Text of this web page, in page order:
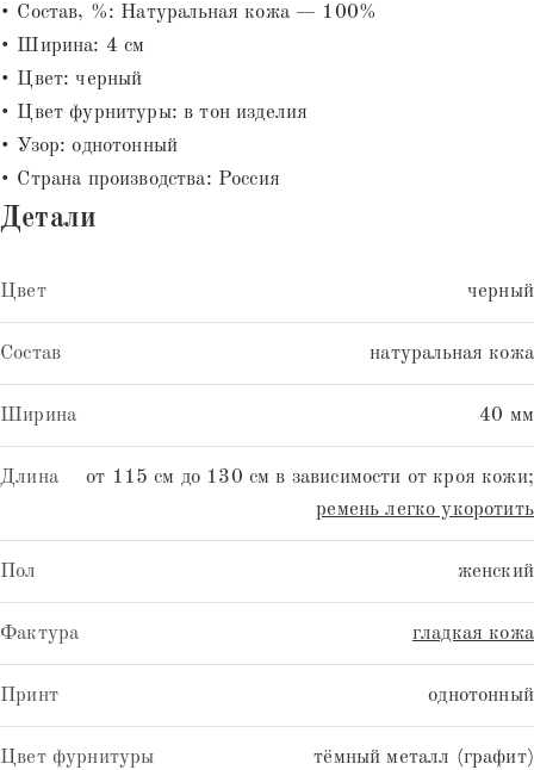
• Состав, %: Натуральная кожа — 100%
• Ширина: 4 см
• Цвет: черный
• Цвет фурнитуры: в тон изделия
• Узор: однотонный
• Страна производства: Россия
Детали
Цвет черный
Состав натуральная кожа
Ширина 40 мм
Длина
от 115 см до 130 см в зависимости от кроя кожи;
ремень легко укоротить
Пол женский
Фактура гладкая кожа
Принт однотонный
Цвет фурнитуры тёмный металл (графит)